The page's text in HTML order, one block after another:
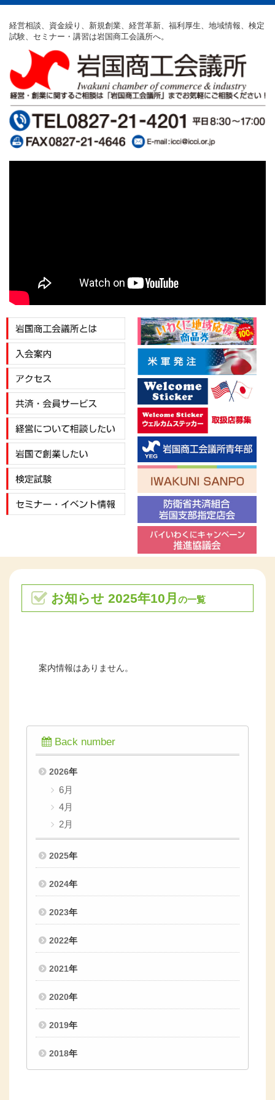
経営相談、資金繰り、新規創業、経営革新、福利厚生、地域情報、検定
試験、セミナー・講習は岩国商工会議所へ。
お知らせ 2025年10月 の一覧
案内情報はありません。
Back number
2026年
6月
4月
2月
2025年
2024年
2023年
2022年
2021年
2020年
2019年
2018年